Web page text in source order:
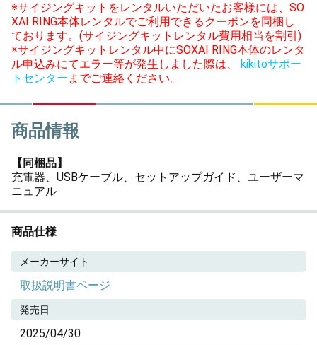
※サイジングキットをレンタルいただいたお客様には、SO
XAI RING本体レンタルでご利用できるクーポンを同梱し
ております。(サイジングキットレンタル費用相当を割引)
※サイジングキットレンタル中にSOXAI RING本体のレンタ
ル申込みにてエラー等が発生しました際は、
kikitoサポー
トセンター までご連絡ください。
商品情報
【同梱品】
充電器、USBケーブル、セットアップガイド、ユーザーマ
ニュアル
商品仕様
メーカーサイト
取扱説明書ページ
発売日
2025/04/30